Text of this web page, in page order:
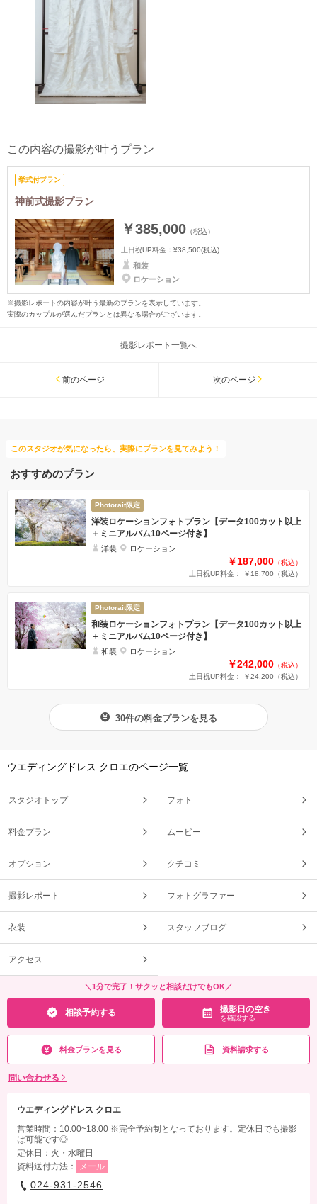
この内容の撮影が叶うプラン
挙式付プラン
神前式撮影プラン
￥385,000 （税込）
土日祝UP料金： ¥38,500(税込)
和装
ロケーション
※撮影レポートの内容が叶う最新のプランを表示しています。
実際のカップルが選んだプランとは異なる場合がございます。
撮影レポート一覧へ
前のページ 次のページ
このスタジオが気になったら、実際にプランを見てみよう！
おすすめのプラン
Photorait限定
洋装ロケーションフォトプラン【データ100カット以上
＋ミニアルバム10ページ付き】
洋装 ロケーション
￥187,000 （税込）
土日祝UP料金： ￥18,700 （税込）
Photorait限定
和装ロケーションフォトプラン【データ100カット以上
＋ミニアルバム10ページ付き】
和装 ロケーション
￥242,000 （税込）
土日祝UP料金： ￥24,200 （税込）
30件の料金プランを見る
ウエディングドレス クロエのページ一覧
スタジオトップ フォト
料金プラン ムービー
オプション クチコミ
撮影レポート フォトグラファー
衣装 スタッフブログ
アクセス
＼1分で完了！サクッと相談だけでもOK／
相談予約する 撮影日の空き
を確認する
料金プランを見る 資料請求する
問い合わせる
ウエディングドレス クロエ
営業時間：10:00~18:00 ※完全予約制となっております。定休日でも撮影
は可能です◎
定休日：火・水曜日
資料送付方法：
メール
024-931-2546